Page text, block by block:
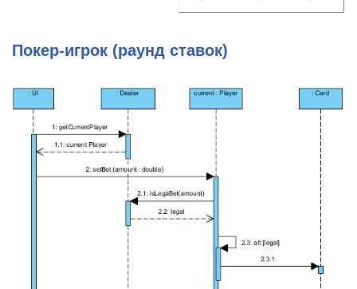
Покер-игрок (раунд ставок)